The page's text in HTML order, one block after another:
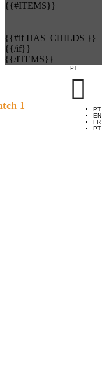
{{#ITEMS}}
{{#if HAS_CHILDS }}
{{/if}}
{{/ITEMS}}
PT

PT
EN
FR
PT
1